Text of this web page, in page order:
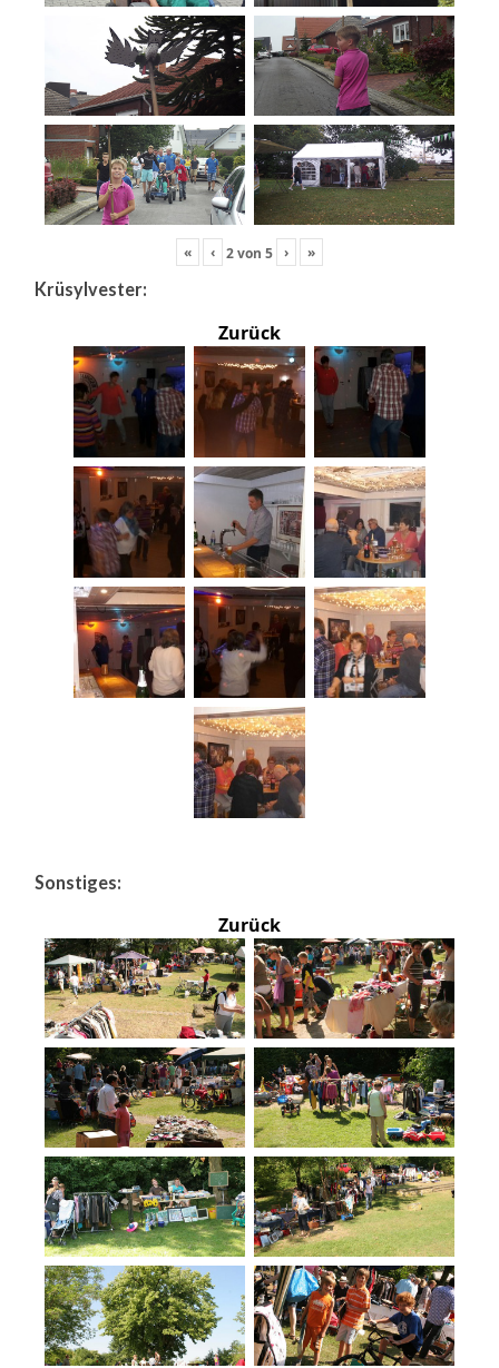
« ‹ 2von 5 › »
Krüsylvester:
Zurück
Sonstiges:
Zurück